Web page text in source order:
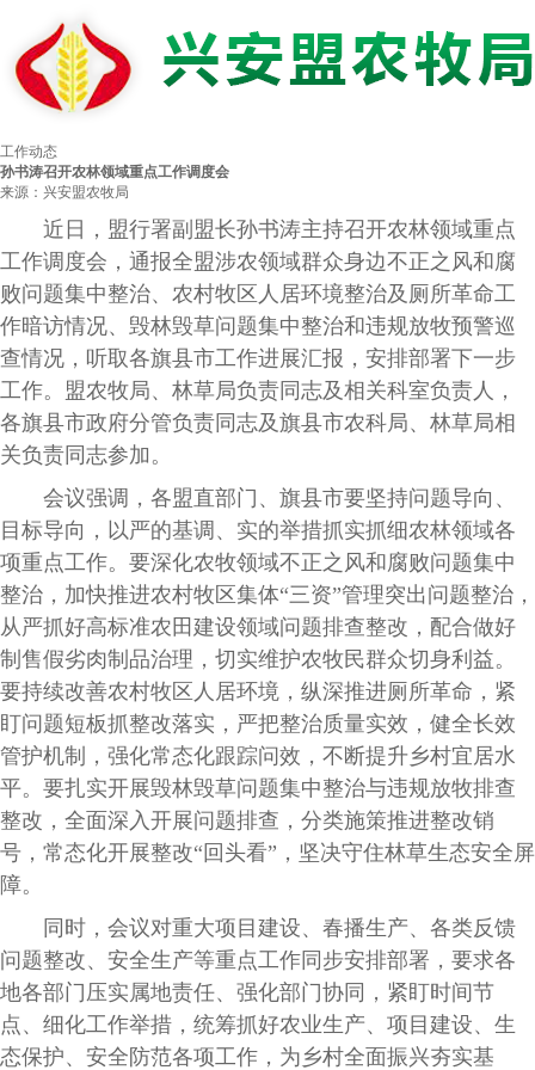
工作动态
孙书涛召开农林领域重点工作调度会
来源：兴安盟农牧局
近日，盟行署副盟长孙书涛主持召开农林领域重点
工作调度会，通报全盟涉农领域群众身边不正之风和腐
败问题集中整治、农村牧区人居环境整治及厕所革命工
作暗访情况、毁林毁草问题集中整治和违规放牧预警巡
查情况，听取各旗县市工作进展汇报，安排部署下一步
工作。盟农牧局、林草局负责同志及相关科室负责人，
各旗县市政府分管负责同志及旗县市农科局、林草局相
关负责同志参加。
会议强调，各盟直部门、旗县市要坚持问题导向、
目标导向，以严的基调、实的举措抓实抓细农林领域各
项重点工作。要深化农牧领域不正之风和腐败问题集中
整治，加快推进农村牧区集体“三资”管理突出问题整治，
从严抓好高标准农田建设领域问题排查整改，配合做好
制售假劣肉制品治理，切实维护农牧民群众切身利益。
要持续改善农村牧区人居环境，纵深推进厕所革命，紧
盯问题短板抓整改落实，严把整治质量实效，健全长效
管护机制，强化常态化跟踪问效，不断提升乡村宜居水
平。要扎实开展毁林毁草问题集中整治与违规放牧排查
整改，全面深入开展问题排查，分类施策推进整改销
号，常态化开展整改“回头看”，坚决守住林草生态安全屏
障。
同时，会议对重大项目建设、春播生产、各类反馈
问题整改、安全生产等重点工作同步安排部署，要求各
地各部门压实属地责任、强化部门协同，紧盯时间节
点、细化工作举措，统筹抓好农业生产、项目建设、生
态保护、安全防范各项工作，为乡村全面振兴夯实基